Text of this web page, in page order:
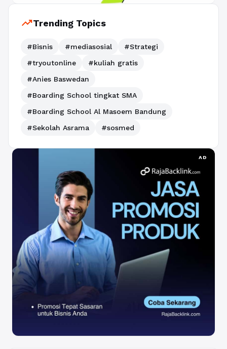
trending_upTrending Topics
#Bisnis #mediasosial
#Strategi
#tryoutonline
#kuliah gratis
#Anies Baswedan
#Boarding School tingkat SMA
#Boarding School Al Masoem Bandung
#Sekolah Asrama
#sosmed
AD